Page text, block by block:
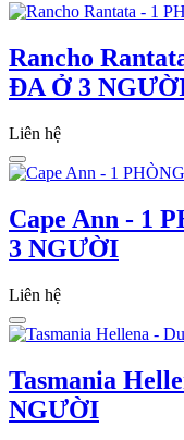
Rancho
ĐA Ở 3
Liên hệ
Cape Ann - 1
3 NGƯỜI
Liên hệ
Tasmania
NGƯỜI